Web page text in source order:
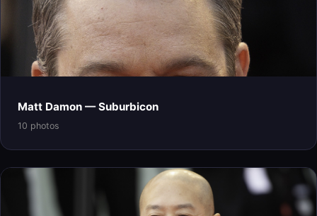
Matt Damon — Suburbicon
10 photos